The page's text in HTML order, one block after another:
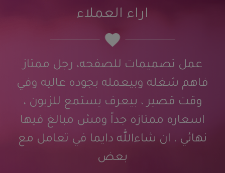
اراء العملاء
عمل تصميمات للصفحه، رجل ممتاز
فاهم شغله وبيعمله بجوده عاليه وفي
وقت قصير ، بيعرف يستمع للزبون ،
اسعاره ممتازه جداً ومش مبالغ فيها
نهائي ، ان شاءالله دايما في تعامل مع
بعض